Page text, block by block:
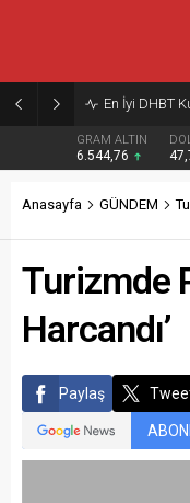
Burcular Pen
GRAM ALTIN
6.544,76
Anasayfa GÜNDEM
Turizmde
Harcandı’
Paylaş